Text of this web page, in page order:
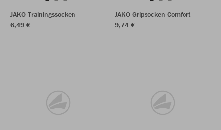
JAKO Trainingssocken
6,49 €
JAKO Gripsocken Comfort
9,74 €